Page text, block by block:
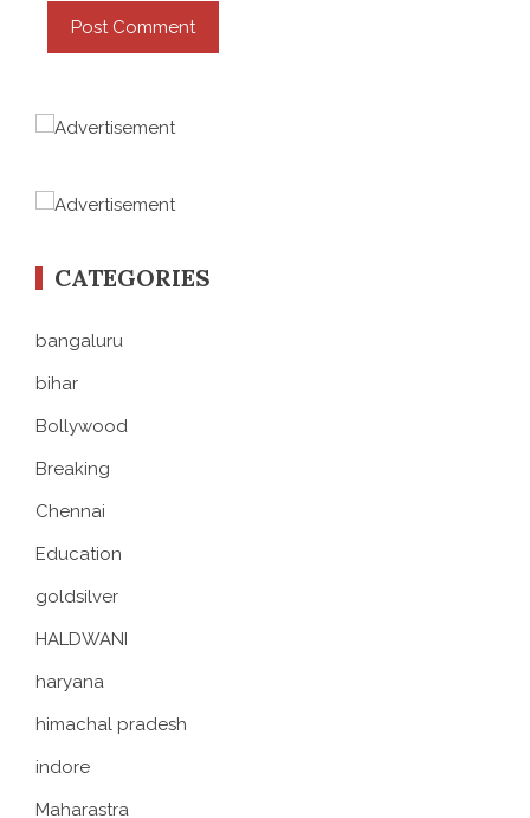
CATEGORIES
bangaluru
bihar
Bollywood
Breaking
Chennai
Education
goldsilver
HALDWANI
haryana
himachal pradesh
indore
Maharastra